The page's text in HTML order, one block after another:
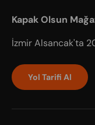
Kapak Olsun
İzmir Alsancak'ta
Yol Tarifi Al